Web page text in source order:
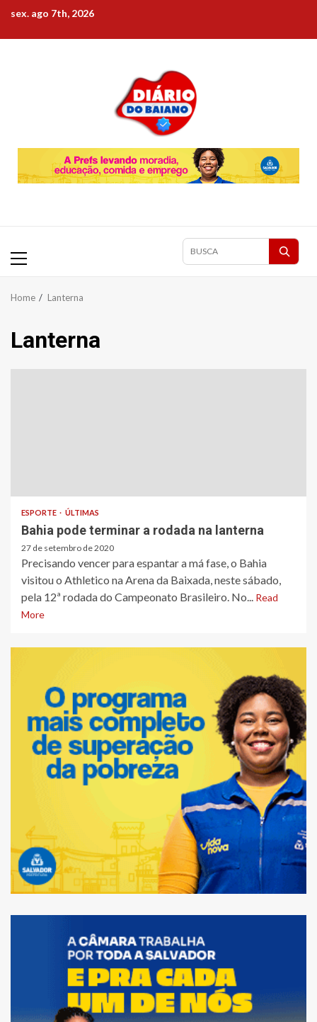
content
sex. ago 7th, 2026
Primary
Pesquisar
Home Lanterna
Lanterna
ESPORTE ÚLTIMAS
Bahia pode terminar a rodada na lanterna
27 de setembro de 2020
Precisando vencer para espantar a má fase, o Bahia
visitou o Athletico na Arena da Baixada, neste sábado,
pela 12ª rodada do Campeonato Brasileiro. No...
Read
More